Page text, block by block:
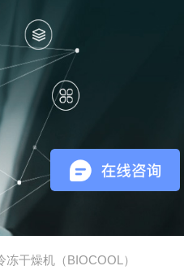
冻干燥机（BIOCOOL）